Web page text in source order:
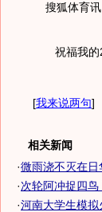
搜狐体育讯
祝福我的
[我来说两句]
相关新闻
·微雨浇不灭在
·次轮阿冲捉四鸟
·河南大学生模拟